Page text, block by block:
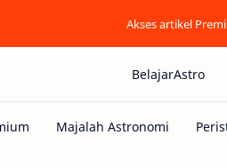
Akses artikel
BelajarAstro